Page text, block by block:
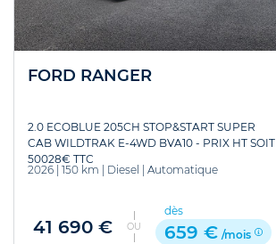
FORD RANGER
2.0 ECOBLUE 205CH STOP&START SUPER
CAB WILDTRAK E-4WD BVA10 - PRIX HT SOIT
50028€ TTC
2026 150 km Diesel Automatique
41 690 € OU
dès
659 € /mois